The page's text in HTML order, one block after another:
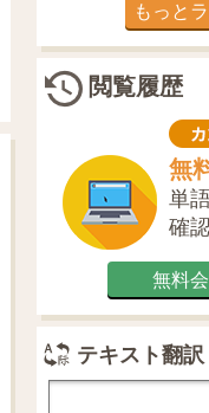
もっと
閲覧履歴
無
単
確
無料
テキスト翻訳